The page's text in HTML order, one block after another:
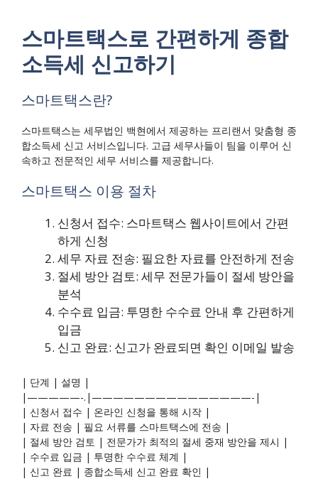
스마트택스로 간편하게 종합
소득세 신고하기
스마트택스란?
스마트택스는 세무법인 백현에서 제공하는 프리랜서 맞춤형 종
합소득세 신고 서비스입니다. 고급 세무사들이 팀을 이루어 신
속하고 전문적인 세무 서비스를 제공합니다.
스마트택스 이용 절차
신청서 접수: 스마트택스 웹사이트에서 간편
하게 신청
세무 자료 전송: 필요한 자료를 안전하게 전송
절세 방안 검토: 세무 전문가들이 절세 방안을
분석
수수료 입금: 투명한 수수료 안내 후 간편하게
입금
신고 완료: 신고가 완료되면 확인 이메일 발송
| 단계 | 설명 |
|—————-.|———————————————-|
| 신청서 접수 | 온라인 신청을 통해 시작 |
| 자료 전송 | 필요 서류를 스마트택스에 전송 |
| 절세 방안 검토 | 전문가가 최적의 절세 중재 방안을 제시 |
| 수수료 입금 | 투명한 수수료 체계 |
| 신고 완료 | 종합소득세 신고 완료 확인 |